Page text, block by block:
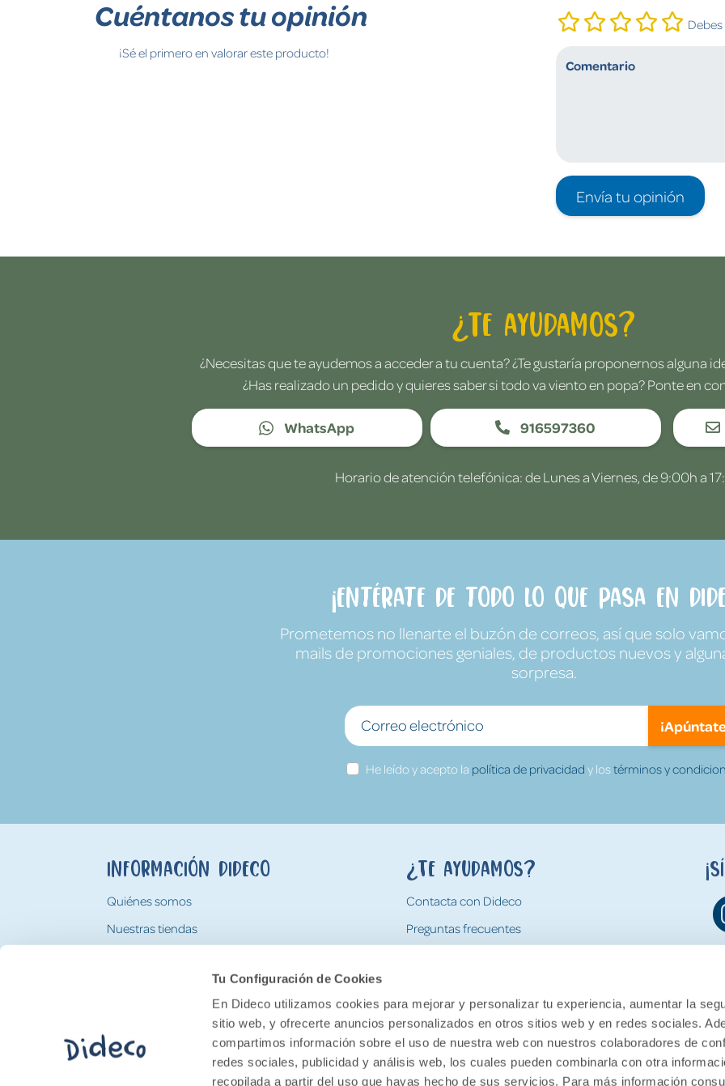
Tu Configuración de Cookies
En Dideco utilizamos cookies para mejorar y personalizar tu experiencia, aumentar la
sitio web, y ofrecerte anuncios personalizados en otros sitios web y en redes sociales.
compartimos información sobre el uso de nuestra web con nuestros colaboradores de
redes sociales, publicidad y análisis web, los cuales pueden combinarla con otra
recopilada a partir del uso que hayas hecho de sus servicios. Para más información
Cuéntanos tu opinión
¡Sé el primero en valorar este producto!
Envía tu opinión
¿Te ayudamos?
¿Necesitas que te ayudemos a acceder a tu cuenta? ¿Te gustaría proponernos alguna
¿Has realizado un pedido y quieres saber si todo va viento en popa? Ponte en
WhatsApp 916597360
Horario de atención telefónica: de Lunes a Viernes, de 9:00h a
¡Entérate de todo lo que pasa en
Prometemos no llenarte el buzón de correos, así que solo
mails de promociones geniales, de productos nuevos y
sorpresa.
He leído y acepto la política de privacidad y lostérminos y
Información Dideco
Quiénes somos
Nuestras tiendas
Tarjeta Regalo Dideco
¿Te ayudamos?
Contacta con Dideco
Preguntas frecuentes
Devoluciones